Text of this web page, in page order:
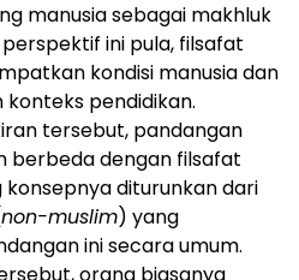
manusia sebagai makhluk
ini pula, filsafat
kondisi manusia dan
pendidikan.
tersebut, pandangan
berbeda dengan filsafat
konsepnya diturunkan dari
non-muslim) yang
ini secara umum.